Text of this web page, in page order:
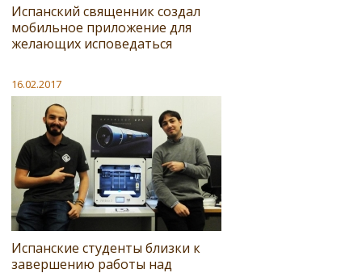
Испанский священник создал
мобильное приложение для
желающих исповедаться
16.02.2017
Испанские студенты близки к
завершению работы над